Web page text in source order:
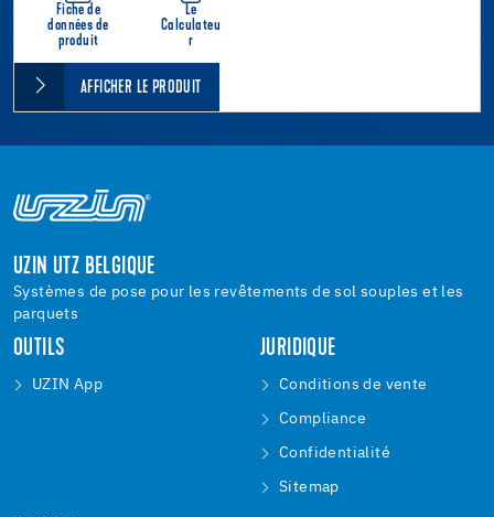
Fiche de
données de
produit
Le
Calculateu
r
AFFICHER LE PRODUIT
UZIN UTZ BELGIQUE
Systèmes de pose pour les revêtements de sol souples et les
parquets
OUTILS
UZIN App
JURIDIQUE
Conditions de vente
Compliance
Confidentialité
Sitemap